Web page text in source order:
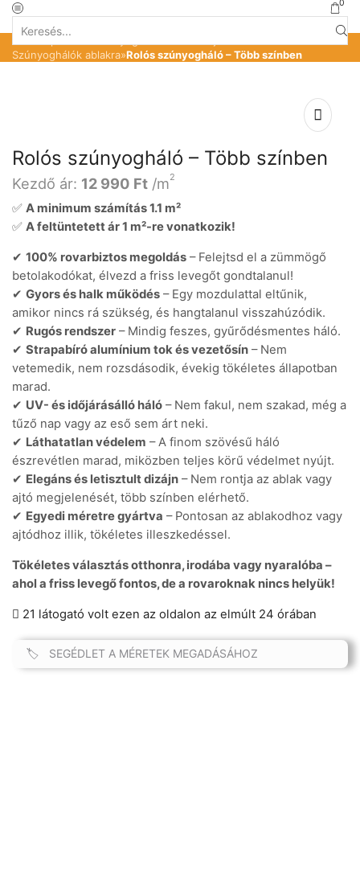
0
input
Szúnyoghálók ablakra»Rolós szúnyogháló – Több színben
Rolós szúnyogháló – Több színben
Kezdő ár: 12 990 Ft /m2
✅ A minimum számítás 1.1 m²
✅ A feltüntetett ár 1 m²-re vonatkozik!
✔ 100% rovarbiztos megoldás – Felejtsd el a zümmögő
betolakodókat, élvezd a friss levegőt gondtalanul!
✔ Gyors és halk működés – Egy mozdulattal eltűnik,
amikor nincs rá szükség, és hangtalanul visszahúzódik.
✔ Rugós rendszer – Mindig feszes, gyűrődésmentes háló.
✔ Strapabíró alumínium tok és vezetősín – Nem
vetemedik, nem rozsdásodik, évekig tökéletes állapotban
marad.
✔ UV- és időjárásálló háló – Nem fakul, nem szakad, még a
tűző nap vagy az eső sem árt neki.
✔ Láthatatlan védelem – A finom szövésű háló
észrevétlen marad, miközben teljes körű védelmet nyújt.
✔ Elegáns és letisztult dizájn – Nem rontja az ablak vagy
ajtó megjelenését, több színben elérhető.
✔ Egyedi méretre gyártva – Pontosan az ablakodhoz vagy
ajtódhoz illik, tökéletes illeszkedéssel.
Tökéletes választás otthonra, irodába vagy nyaralóba –
ahol a friss levegő fontos, de a rovaroknak nincs helyük!
21 látogató volt ezen az oldalon az elmúlt 24 órában
SEGÉDLET A MÉRETEK MEGADÁSÁHOZ